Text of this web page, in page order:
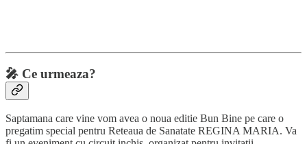
🎤 Ce urmeaza?
Saptamana care vine vom avea o noua editie Bun Bine pe care o
pregatim special pentru Reteaua de Sanatate REGINA MARIA. Va